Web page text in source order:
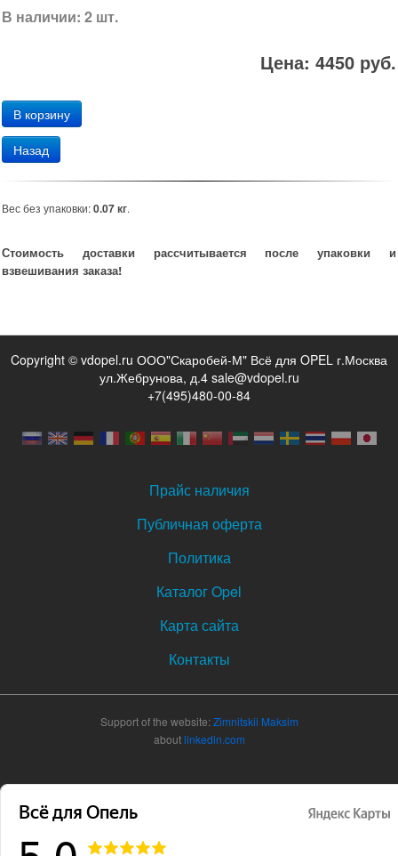
В наличии: 2 шт.
Цена: 4450 руб.
Назад
Вес без упаковки:0.07 кг.
Стоимость доставки рассчитывается после упаковки и
взвешивания заказа!
Copyright © vdopel.ru ООО"Скаробей-М" Всё для OPEL г.Москва
ул.Жебрунова, д.4 sale@vdopel.ru
+7(495)480-00-84
Прайс наличия
Публичная оферта
Политика
Каталог Opel
Карта сайта
Контакты
Support of the website:Zimnitskii Maksim
aboutlinkedin.com